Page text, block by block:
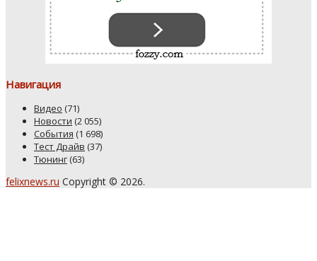
Навигация
Видео (71)
Новости (2 055)
События (1 698)
Тест Драйв (37)
Тюнинг (63)
felixnews.ru Copyright © 2026.